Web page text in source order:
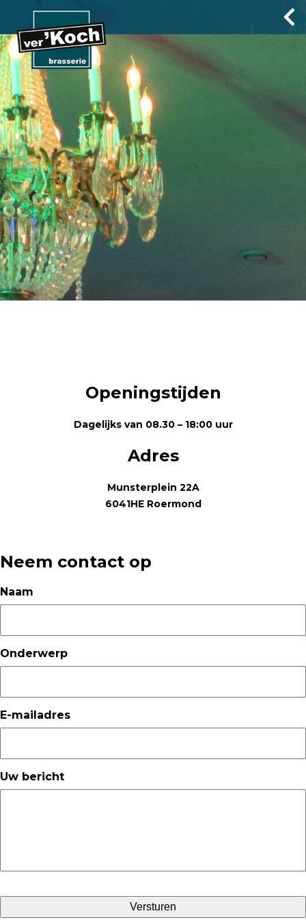
Openingstijden
Dagelijks van 08.30 – 18:00 uur
Adres
Munsterplein 22A
6041HE Roermond
Neem contact op
Naam
Onderwerp
E-mailadres
Uw bericht